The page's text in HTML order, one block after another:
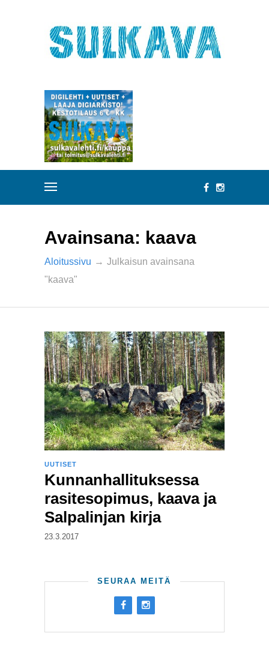
Avainsana: kaava
Aloitussivu → Julkaisun avainsana
"kaava"
UUTISET
Kunnanhallituksessa
rasitesopimus, kaava ja
Salpalinjan kirja
23.3.2017
SEURAA MEITÄ